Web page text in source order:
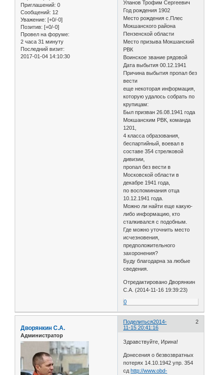
Приглашений: 0
Сообщений: 12
Уважение: [+0/-0]
Позитив: [+0/-0]
Провел на форуме:
2 часа 31 минуту
Последний визит:
2017-01-04 14:10:30
Уланов Трофим Сергеевич
Год рождения 1902
Место рождения с.Плес
Мокшанского района
Пензенской области
Место призыва Мокшанский
РВК
Воинское звание рядовой
Дата выбытия 00.12.1941
Причина выбытия пропал без
вести
еще некоторая информация,
которую удалось собрать по
крупицам:
Был призван 26.08.1941 года
Мокшанским РВК, команда
1201,
4 класса образования,
беспартийный, воевал в
составе 354 стрелковой
дивизии,
пропал без вести в
Московской области в
декабре 1941 года,
по воспоминания отца
10.12.1941 года.
Можно ли найти еще какую-
либо информацию, кто
сталкивался с подобным.
Где можно уточнить место
исчезновения,
предположительного
захоронения?
Буду благодарна за любые
сведения.
Отредактировано Дворянкин
С.А. (2014-11-16 19:39:23)
0
Поделиться 2
2014-
11-15 20:41:16
Дворянкин С.А.
Администратор
Здравствуйте, Ирина!
Донесения о безвозвратных
потерях 14.10.1942 упр. 354
сд http://www.obd-